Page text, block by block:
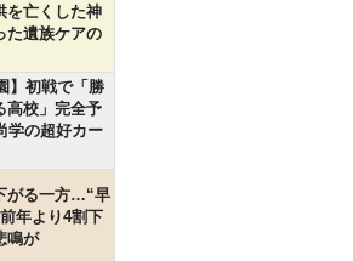
亡くした神
た遺族ケアの
】初戦で「勝
高校」完全予
学の超好カー
がる一方…“早
年より4割下
鳴が